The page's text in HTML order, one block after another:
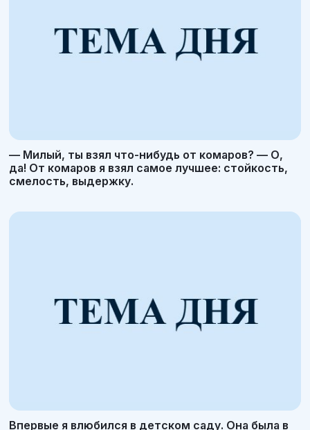
— Милый, ты взял что-нибудь от комаров? — О,
да! От комаров я взял самое лучшее: стойкость,
смелость, выдержку.
Впервые я влюбился в детском саду. Она была в